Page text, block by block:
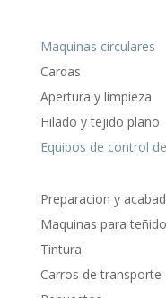
Maquinas circulares
Cardas
Apertura y limpieza
Hilado y tejido plano
Equipos de control
Preparacion y
Maquinas para teñido
Tintura
Carros de transporte